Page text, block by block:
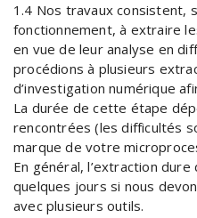
1.4 Nos travaux consistent,
fonctionnement, à extraire
en vue de leur analyse en
procédions à plusieurs
d’investigation numérique
La durée de cette étape
rencontrées (les difficultés
marque de votre
En général, l’extraction
quelques jours si nous
avec plusieurs outils.